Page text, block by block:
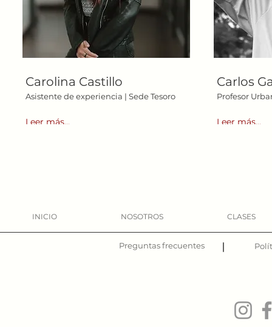
Carolina Castillo
Asistente de experiencia | Sede Tesoro
Leer más...
Carlos
Profesor
Leer más...
INICIO NOSOTROS CLASES
Preguntas frecuentes |